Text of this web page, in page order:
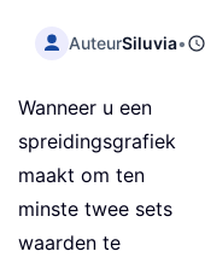
AuteurSiluvia•
Wanneer u een
spreidingsgrafiek
maakt om ten
minste twee sets
waarden te